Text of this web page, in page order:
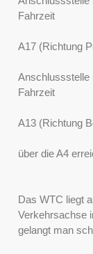
Fahrzeit
A17 (Richtung
Anschlussstelle
Fahrzeit
A13 (Richtung
über die A4
Das WTC liegt
Verkehrsachse
gelangt man